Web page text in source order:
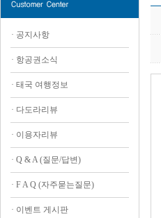
· 공지사항
· 항공권소식
· 태국 여행정보
· 다도라리뷰
· 이용자리뷰
· Q & A (질문/답변)
· F A Q (자주묻는질문)
· 이벤트 게시판